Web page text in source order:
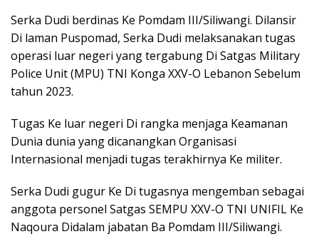
Serka Dudi berdinas Ke Pomdam III/Siliwangi. Dilansir
Di laman Puspomad, Serka Dudi melaksanakan tugas
operasi luar negeri yang tergabung Di Satgas Military
Police Unit (MPU) TNI Konga XXV-O Lebanon Sebelum
tahun 2023.
Tugas Ke luar negeri Di rangka menjaga Keamanan
Dunia dunia yang dicanangkan Organisasi
Internasional menjadi tugas terakhirnya Ke militer.
Serka Dudi gugur Ke Di tugasnya mengemban sebagai
anggota personel Satgas SEMPU XXV-O TNI UNIFIL Ke
Naqoura Didalam jabatan Ba Pomdam III/Siliwangi.